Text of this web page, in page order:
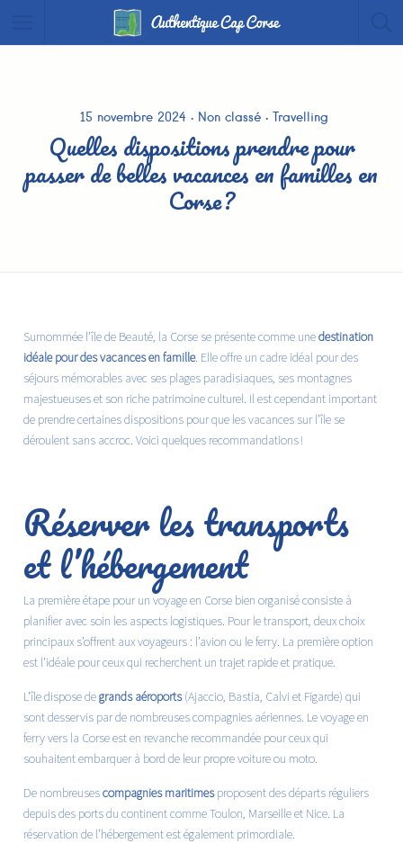
15 novembre 2024 Non classé Travelling
Quelles dispositions prendre pour
passer de belles vacances en familles en
Corse ?
Surnommée l’île de Beauté, la Corse se présente comme unedestination
idéale pour des vacances en famille. Elle offre un cadre idéal pour des
séjours mémorables avec ses plages paradisiaques, ses montagnes
majestueuses et son riche patrimoine culturel. Il est cependant important
de prendre certaines dispositions pour que les vacances sur l’île se
déroulent sans accroc. Voici quelques recommandations !
Réserver les transports
et l’hébergement
La première étape pour un voyage en Corse bien organisé consiste à
planifier avec soin les aspects logistiques. Pour le transport, deux choix
principaux s’offrent aux voyageurs : l’avion ou le ferry. La première option
est l’idéale pour ceux qui recherchent un trajet rapide et pratique.
L’île dispose degrands aéroports(Ajaccio, Bastia, Calvi et Figarde) qui
sont desservis par de nombreuses compagnies aériennes. Le voyage en
ferry vers la Corseest en revanche recommandée pour ceux qui
souhaitent embarquer à bord de leur propre voiture ou moto.
De nombreusescompagnies maritimesproposent des départs réguliers
depuis des ports du continent comme Toulon, Marseille et Nice. La
réservation de l’hébergement est également primordiale.